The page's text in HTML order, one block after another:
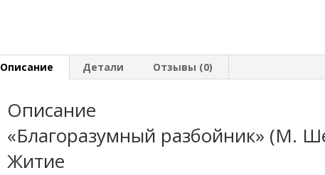
Описание Детали Отзывы (0)
Описание
«Благоразумный разбойник» (М.
Житие